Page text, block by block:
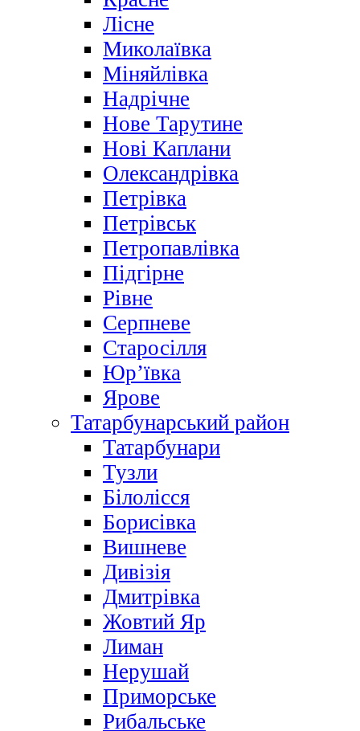
Лісне
Миколаївка
Міняйлівка
Надрічне
Нове Тарутине
Нові Каплани
Олександрівка
Петрівка
Петрівськ
Петропавлівка
Підгірне
Рівне
Серпневе
Старосілля
Юр’ївка
Ярове
Татарбунарський район
Татарбунари
Тузли
Білолісся
Борисівка
Вишневе
Дивізія
Дмитрівка
Жовтий Яр
Лиман
Нерушай
Приморське
Рибальське